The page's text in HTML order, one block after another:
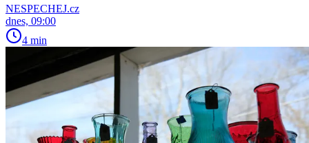
NESPECHEJ.cz
dnes, 09:00
4 min